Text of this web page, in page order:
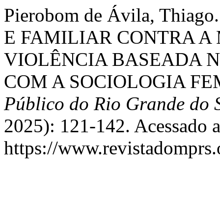
Pierobom de Ávila,
E FAMILIAR CONTRA A
VIOLÊNCIA BASEADA
COM A SOCIOLOGIA
Público do Rio Grande do
2025): 121-142. Acessado
https://